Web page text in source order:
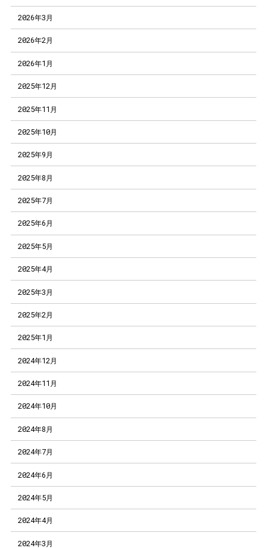
2026年3月
2026年2月
2026年1月
2025年12月
2025年11月
2025年10月
2025年9月
2025年8月
2025年7月
2025年6月
2025年5月
2025年4月
2025年3月
2025年2月
2025年1月
2024年12月
2024年11月
2024年10月
2024年8月
2024年7月
2024年6月
2024年5月
2024年4月
2024年3月